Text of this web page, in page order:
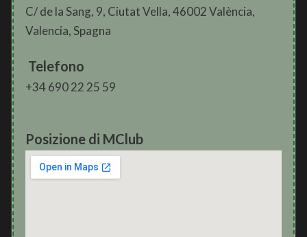
C/ de la Sang, 9, Ciutat Vella, 46002 València,
Valencia, Spagna
Telefono
+34 690 22 25 59
Posizione di MClub